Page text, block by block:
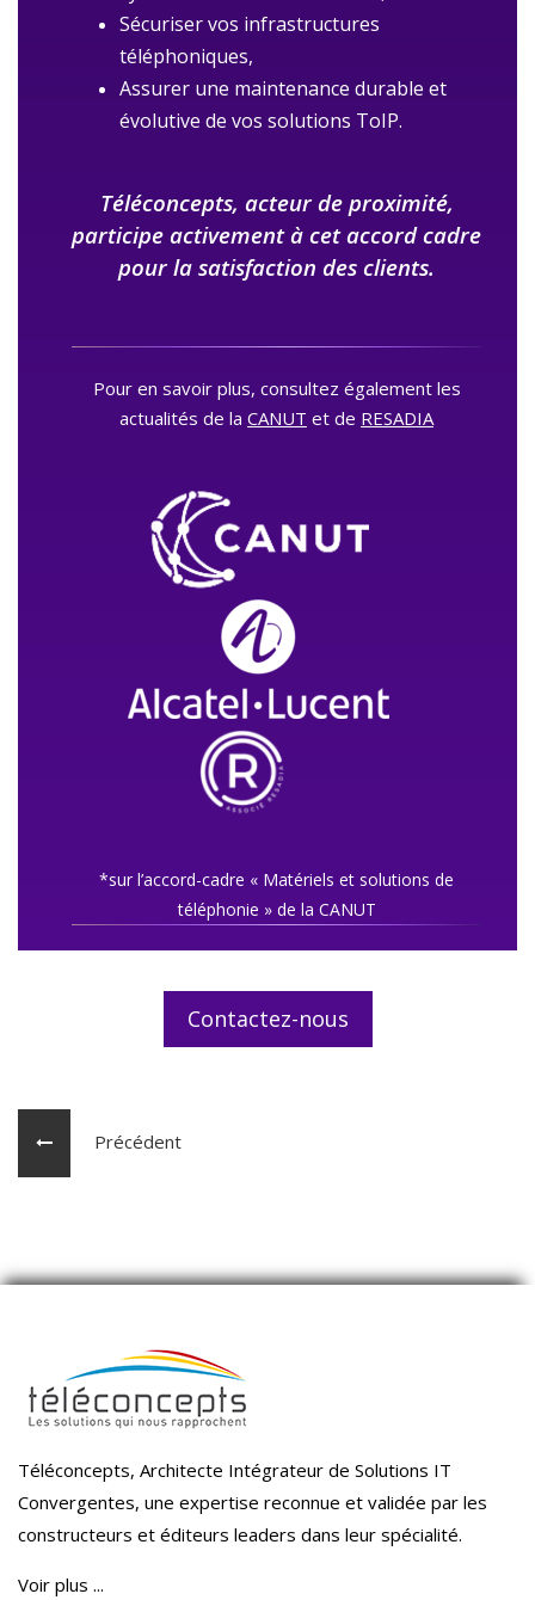
Sécuriser vos infrastructures
téléphoniques,
Assurer une maintenance durable et
évolutive de vos solutions ToIP.
Téléconcepts, acteur de proximité,
participe activement à cet accord cadre
pour la satisfaction des clients.
Pour en savoir plus, consultez également les
actualités de la CANUT et de RESADIA
*sur l’accord-cadre « Matériels et solutions de
téléphonie » de la CANUT
Contactez-nous
Précédent
Téléconcepts, Architecte Intégrateur de Solutions IT
Convergentes, une expertise reconnue et validée par les
constructeurs et éditeurs leaders dans leur spécialité.
Voir plus ...